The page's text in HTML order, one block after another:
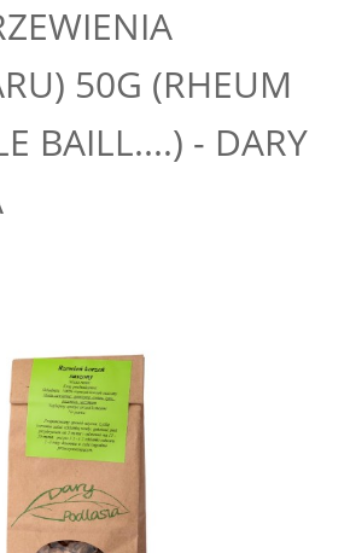
50G (RHEUM
BAILL....) - DARY